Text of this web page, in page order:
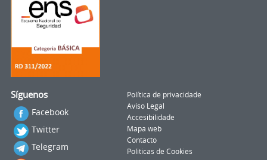
Síguenos
Facebook
Twitter
Telegram
Política de privacidade
Aviso Legal
Accesibilidade
Mapa web
Contacto
Politicas de Cookies